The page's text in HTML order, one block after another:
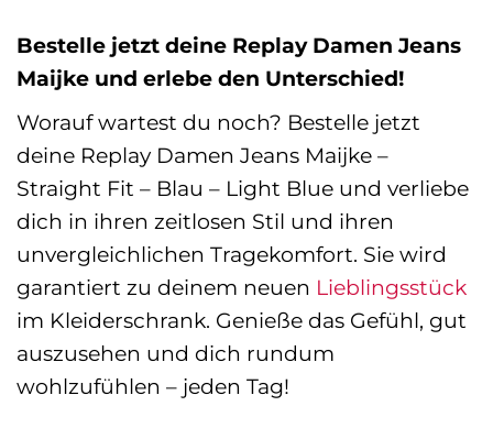
Bestelle jetzt deine Replay Damen Jeans
Maijke und erlebe den Unterschied!
Worauf wartest du noch? Bestelle jetzt
deine Replay Damen Jeans Maijke –
Straight Fit – Blau – Light Blue und verliebe
dich in ihren zeitlosen Stil und ihren
unvergleichlichen Tragekomfort. Sie wird
garantiert zu deinem neuen Lieblingsstück
im Kleiderschrank. Genieße das Gefühl, gut
auszusehen und dich rundum
wohlzufühlen – jeden Tag!